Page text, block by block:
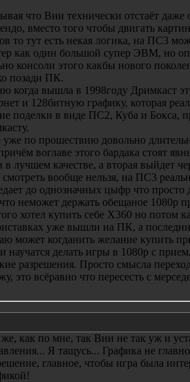
что Вии технически отстаёт
вместо того чтобы двигать
то тут есть некая логика, на ПС3
как один большой супер ЭВМ, но
консоли этого какбы нового
позади ПК.
когда вышла в 1998году Дримкаст
и 128битную графику, которая
поделки в виде ПС2, Куба и Бокса,
уже по прошествию довольно
воглаве этого бардака стоят
в лучшем качестве, а вторая выйдет
вообще нельзя, на ПС3
до однозначных цыфр что просто
неможет держать обещаное 1080р
хотел купить себе Х360 но потом
уже вышли на ПК, а
может когданить желание купить
научатся делать игры в 1080р с
разрешения. Просто смысла
это всёравно что пересесть с
как по мне, так Вии не так уж и
Я тащусь... Графика не
главное, чтобы игра была